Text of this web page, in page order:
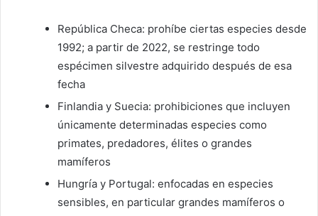
República Checa: prohíbe ciertas especies desde
1992; a partir de 2022, se restringe todo
espécimen silvestre adquirido después de esa
fecha
Finlandia y Suecia: prohibiciones que incluyen
únicamente determinadas especies como
primates, predadores, élites o grandes
mamíferos
Hungría y Portugal: enfocadas en especies
sensibles, en particular grandes mamíferos o